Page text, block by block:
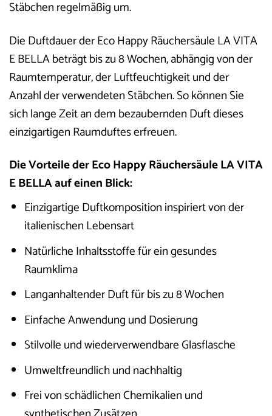
Stäbchen regelmäßig um.
Die Duftdauer der Eco Happy Räuchersäule LA VITA
E BELLA beträgt bis zu 8 Wochen, abhängig von der
Raumtemperatur, der Luftfeuchtigkeit und der
Anzahl der verwendeten Stäbchen. So können Sie
sich lange Zeit an dem bezaubernden Duft dieses
einzigartigen Raumduftes erfreuen.
Die Vorteile der Eco Happy Räuchersäule LA VITA
E BELLA auf einen Blick:
Einzigartige Duftkomposition inspiriert von der
italienischen Lebensart
Natürliche Inhaltsstoffe für ein gesundes
Raumklima
Langanhaltender Duft für bis zu 8 Wochen
Einfache Anwendung und Dosierung
Stilvolle und wiederverwendbare Glasflasche
Umweltfreundlich und nachhaltig
Frei von schädlichen Chemikalien und